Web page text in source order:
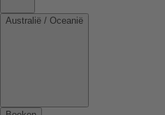
Australië / Oceanië